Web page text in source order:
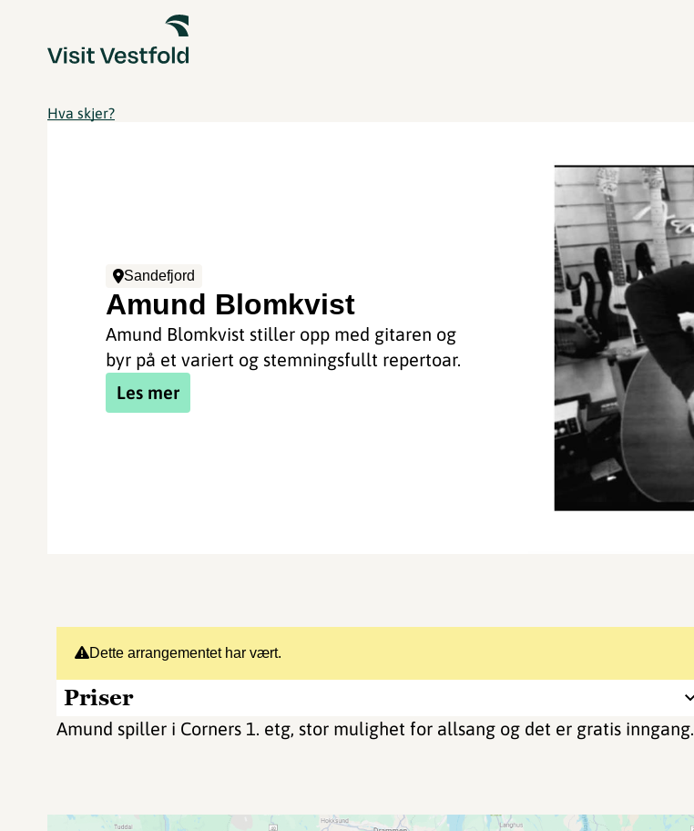
Hva skjer?
Sandefjord
Amund Blomkvist
Amund Blomkvist stiller opp med gitaren og
byr på et variert og stemningsfullt repertoar.
Les mer
Dette arrangementet har vært.
Priser
Amund spiller i Corners 1. etg, stor mulighet for allsang og det er gratis inngang.